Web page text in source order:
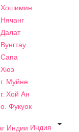
Хошимин
Нячанг
Далат
Вунгтау
Сапа
Хюэ
г. Муйне
г. Хой Ан
о. Фукуок
Индия
